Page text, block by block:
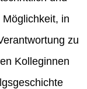
in
zu
Kolleginnen